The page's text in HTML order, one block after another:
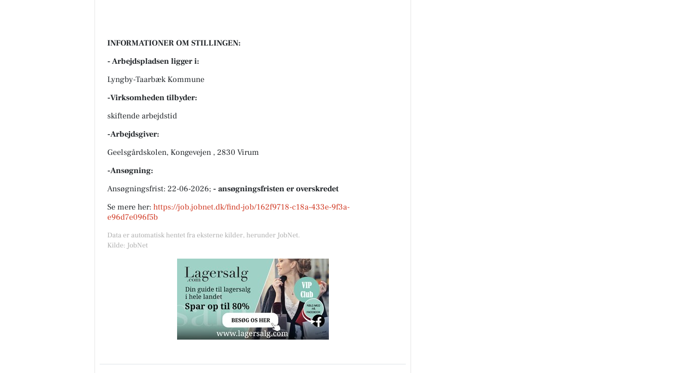
INFORMATIONER OM STILLINGEN:
- Arbejdspladsen ligger i:
Lyngby-Taarbæk Kommune
-Virksomheden tilbyder:
skiftende arbejdstid
-Arbejdsgiver:
Geelsgårdskolen, Kongevejen , 2830 Virum
-Ansøgning:
Ansøgningsfrist: 22-06-2026; - ansøgningsfristen er overskredet
Se mere her: https://job.jobnet.dk/find-job/162f9718-c18a-433e-9f3a-
e96d7e096f5b
Data er automatisk hentet fra eksterne kilder, herunder JobNet.
Kilde: JobNet